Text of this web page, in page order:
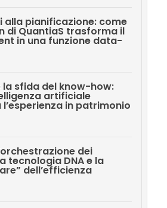
alla pianificazione: come
di QuantiaS trasforma il
in una funzione data-
la sfida del know-how:
artificiale
in patrimonio
dei
tecnologia DNA e la
dell’efficienza